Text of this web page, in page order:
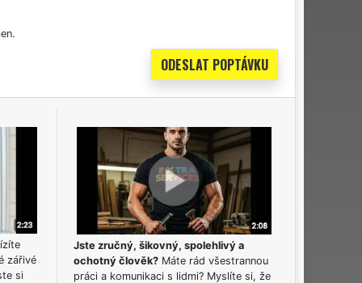
zářivé
si
Jste zručný, šikovný, spolehlivý a
ochotný člověk? Máte rád všestrannou
práci a komunikaci s lidmi? Myslíte si, že